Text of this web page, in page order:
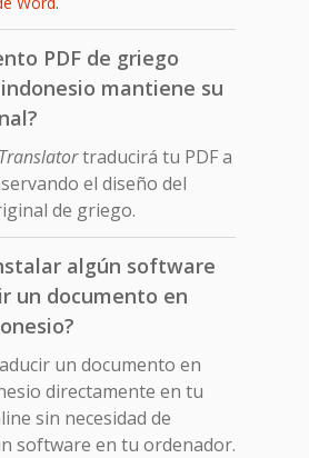
PDF de griego
mantiene su
traducirá tu PDF a
el diseño del
de griego.
algún software
un documento en
un documento en
directamente en tu
sin necesidad de
software en tu ordenador.